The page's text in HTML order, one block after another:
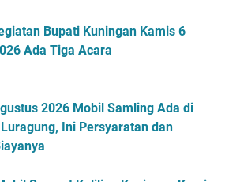
Bupati Kuningan Kamis 6
Ada Tiga Acara
2026 Mobil Samling Ada di
Ini Persyaratan dan